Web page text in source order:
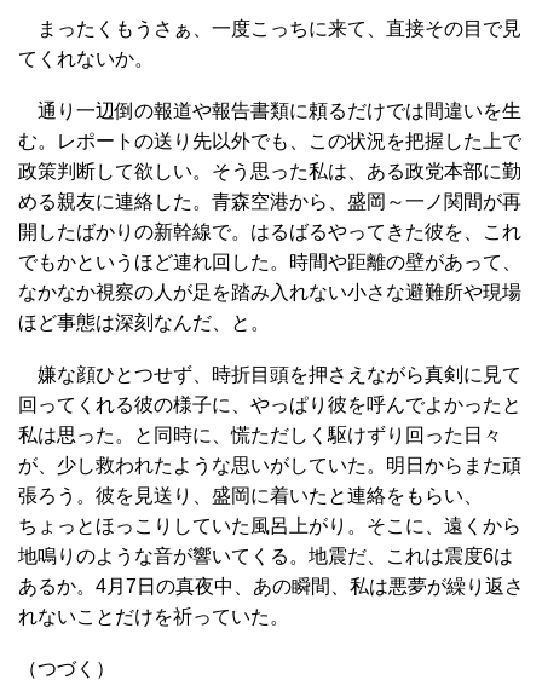
まったくもうさぁ、一度こっちに来て、直接その目で見
てくれないか。
通り一辺倒の報道や報告書類に頼るだけでは間違いを生
む。レポートの送り先以外でも、この状況を把握した上で
政策判断して欲しい。そう思った私は、ある政党本部に勤
める親友に連絡した。青森空港から、盛岡～一ノ関間が再
開したばかりの新幹線で。はるばるやってきた彼を、これ
でもかというほど連れ回した。時間や距離の壁があって、
なかなか視察の人が足を踏み入れない小さな避難所や現場
ほど事態は深刻なんだ、と。
嫌な顔ひとつせず、時折目頭を押さえながら真剣に見て
回ってくれる彼の様子に、やっぱり彼を呼んでよかったと
私は思った。と同時に、慌ただしく駆けずり回った日々
が、少し救われたような思いがしていた。明日からまた頑
張ろう。彼を見送り、盛岡に着いたと連絡をもらい、
ちょっとほっこりしていた風呂上がり。そこに、遠くから
地鳴りのような音が響いてくる。地震だ、これは震度6は
あるか。4月7日の真夜中、あの瞬間、私は悪夢が繰り返さ
れないことだけを祈っていた。
（つづく）